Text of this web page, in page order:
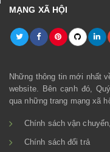
MẠNG XÃ HỘI
Những thông tin mới nhất
website. Bên cạnh đó,
qua những trang mạng xã
Chính sách vận
Chính sách đổi trả